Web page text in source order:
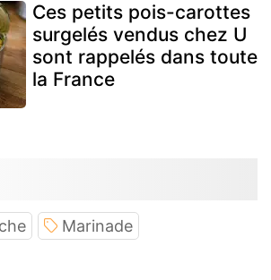
Ces petits pois-carottes
surgelés vendus chez U
sont rappelés dans toute
la France
Marinade